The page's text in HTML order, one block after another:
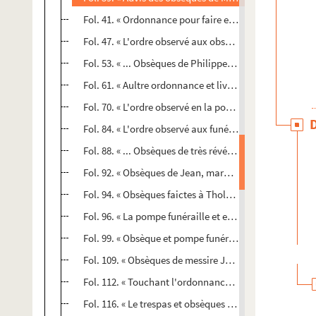
Fol. 41. « Ordonnance pour faire en quelque église
Fol. 47. « L'ordre observé aux obsèques de la reyne
Fol. 53. « ... Obsèques de Philippe, archiduc
Fol. 61. « Aultre ordonnance et livrée de drap faicte
Fol. 70. « L'ordre observé en la pompe funèbre du
Fol. 84. « L'ordre observé aux funérailles de messire
Fol. 88. « ... Obsèques de très révérend Père en Dieu
Fol. 92. « Obsèques de Jean, marquis de
Fol. 94. « Obsèques faictes à Tholedo, en l'église
Fol. 96. « La pompe funéraille et exéquiale office
Fol. 99. « Obsèque et pompe funérales de... Philibert
Fol. 109. « Obsèques de messire Jacques de
Fol. 112. « Touchant l'ordonnance des obsèques de
Fol. 116. « Le trespas et obsèques de très illustre